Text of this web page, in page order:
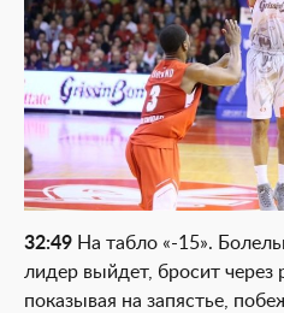
32:49 На табло «-15».
лидер выйдет, бросит через
показывая на запястье,